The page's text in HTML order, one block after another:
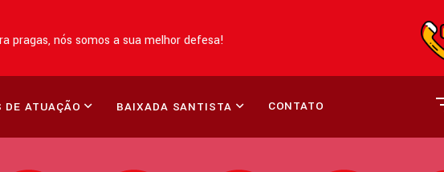
pragas, nós somos a sua melhor defesa!
DE ATUAÇÃO BAIXADA SANTISTA CONTATO